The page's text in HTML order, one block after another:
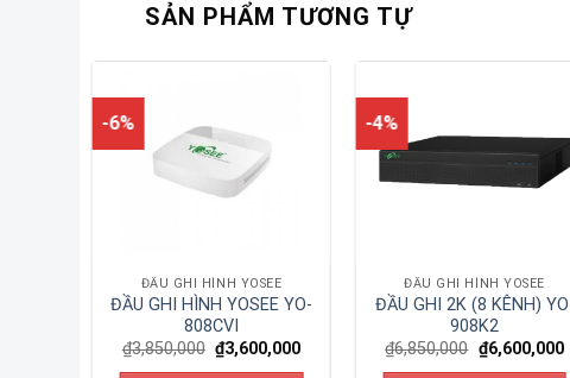
SẢN PHẨM TƯƠNG TỰ
-6%
ĐẦU GHI HÌNH YOSEE
ĐẦU GHI HÌNH YOSEE YO-
808CVI
₫3,850,000 ₫3,600,000
-4%
ĐẦU GHI HÌNH YOSEE
ĐẦU GHI 2K (8 KÊNH)
908K2
₫6,850,000 ₫6,600,000